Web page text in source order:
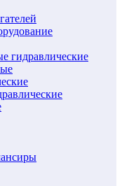
гидравлические